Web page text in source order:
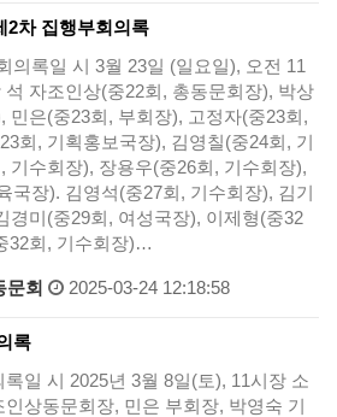
2차 집행부회의록
의록일 시 3월 23일 (일요일), 오전 11
자조인상(중22회, 총동문회장), 박상
민은(중23회, 부회장), 고정자(중23회,
회, 기획홍보국장), 김영칠(중24회, 기
기수회장), 장용우(중26회, 기수회장),
국장). 김영석(중27회, 기수회장), 김기
경미(중29회, 여성국장), 이제형(중32
32회, 기수회장)…
문회 2025-03-24 12:18:58
록
일 시 2025년 3월 8일(토), 11시장 소
상동문회장, 민은 부회장, 박영숙 기